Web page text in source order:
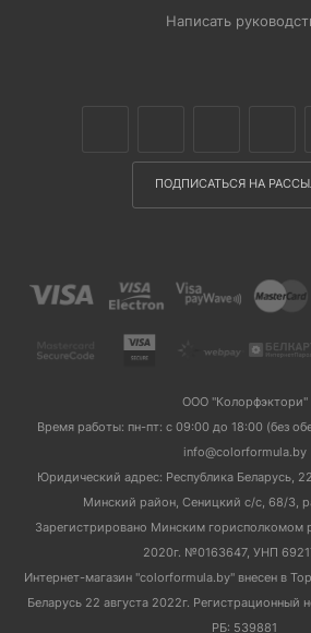
Написать
ПОДПИСАТЬСЯ НА
ООО "Колорфэктори"
Время работы: пн-пт: с 09:00 до 18:00 (без
info@colorformula.by
Юридический адрес: Республика Беларусь,
Минский район, Сеницкий с/с, 68/3,
Зарегистрировано Минским горисполкомом
2020г. №0163647, УНП
Интернет-магазин "colorformula.by" внесен в
Беларусь 22 августа 2022г. Регистрационный
РБ: 539881